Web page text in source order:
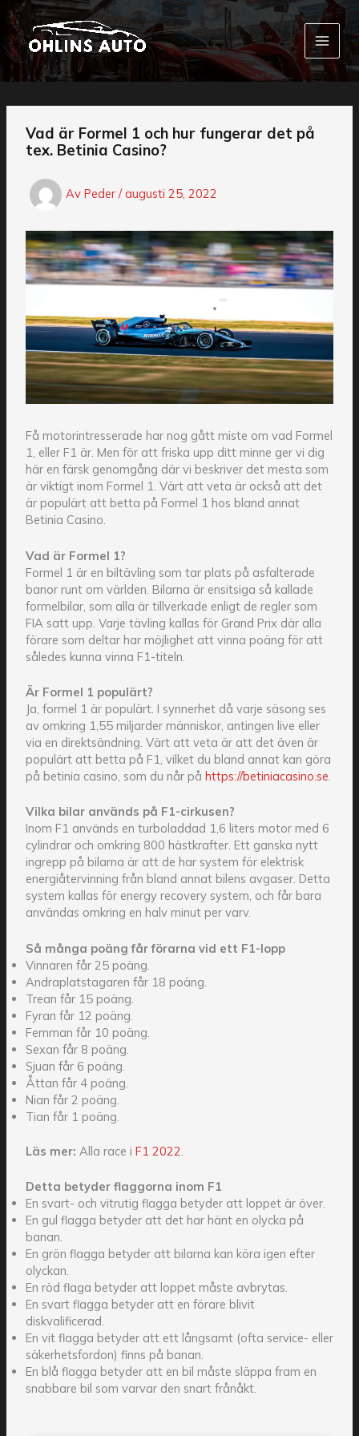
Hoppa
till
innehåll
Vad är Formel 1 och hur fungerar det på
tex. Betinia Casino?
Av Peder /augusti 25, 2022
Få motorintresserade har nog gått miste om vad Formel
1, eller F1 är. Men för att friska upp ditt minne ger vi dig
här en färsk genomgång där vi beskriver det mesta som
är viktigt inom Formel 1. Värt att veta är också att det
är populärt att betta på Formel 1 hos bland annat
Betinia Casino.
Vad är Formel 1?
Formel 1 är en biltävling som tar plats på asfalterade
banor runt om världen. Bilarna är ensitsiga så kallade
formelbilar, som alla är tillverkade enligt de regler som
FIA satt upp. Varje tävling kallas för Grand Prix där alla
förare som deltar har möjlighet att vinna poäng för att
således kunna vinna F1-titeln.
Är Formel 1 populärt?
Ja, formel 1 är populärt. I synnerhet då varje säsong ses
av omkring 1,55 miljarder människor, antingen live eller
via en direktsändning. Värt att veta är att det även är
populärt att betta på F1, vilket du bland annat kan göra
på betinia casino, som du når på https://betiniacasino.se.
Vilka bilar används på F1-cirkusen?
Inom F1 används en turboladdad 1,6 liters motor med 6
cylindrar och omkring 800 hästkrafter. Ett ganska nytt
ingrepp på bilarna är att de har system för elektrisk
energiåtervinning från bland annat bilens avgaser. Detta
system kallas för energy recovery system, och får bara
användas omkring en halv minut per varv.
Så många poäng får förarna vid ett F1-lopp
Vinnaren får 25 poäng.
Andraplatstagaren får 18 poäng.
Trean får 15 poäng.
Fyran får 12 poäng.
Femman får 10 poäng.
Sexan får 8 poäng.
Sjuan får 6 poäng.
Åttan får 4 poäng.
Nian får 2 poäng.
Tian får 1 poäng.
Läs mer: Alla race i F1 2022
Detta betyder flaggorna inom F1
En svart- och vitrutig flagga betyder att loppet är över.
En gul flagga betyder att det har hänt en olycka på
banan.
En grön flagga betyder att bilarna kan köra igen efter
olyckan.
En röd flaga betyder att loppet måste avbrytas.
En svart flagga betyder att en förare blivit
diskvalificerad.
En vit flagga betyder att ett långsamt (ofta service- eller
säkerhetsfordon) finns på banan.
En blå flagga betyder att en bil måste släppa fram en
snabbare bil som varvar den snart frånåkt.